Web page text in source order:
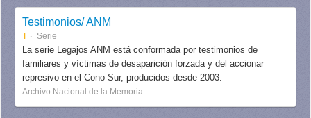
Testimonios/ ANM
T Serie
La serie Legajos ANM está conformada por testimonios de
familiares y víctimas de desaparición forzada y del accionar
represivo en el Cono Sur, producidos desde 2003.
Archivo Nacional de la Memoria